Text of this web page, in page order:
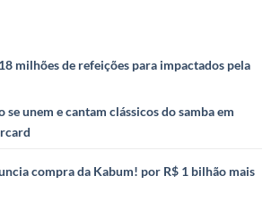
milhões de refeições para impactados pela
unem e cantam clássicos do samba em
compra da Kabum! por R$ 1 bilhão mais